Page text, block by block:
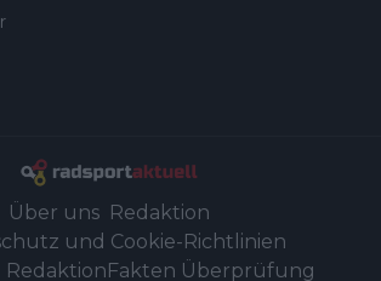
Über uns Redaktion
und Cookie-Richtlinien
Redaktion Fakten Überprüfung